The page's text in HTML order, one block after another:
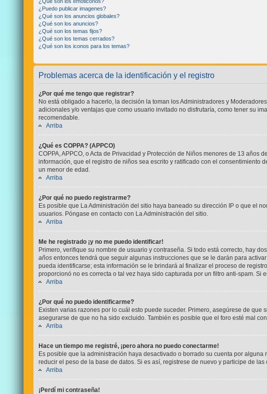
¿Puedo publicar imagenes?
¿Qué son los anuncios globales?
¿Qué son los anuncios?
¿Qué son los temas fijos?
¿Qué son los temas cerrados?
¿Qué son los iconos para los temas?
Problemas acerca de la identificación y el registro
¿Por qué me tengo que registrar?
No está obligado a hacerlo, la decisión la toman los Administradores y
adicionales y/o ventajas que como usuario invitado no disfrutaría, como tener su
recomendable.
Arriba
¿Qué es COPPA? (APPCO)
COPPA, APPCO, o Acta de Privacidad y Protección de Niños menores de 13
información, que el registro de niños sea escrito y ratificado con el
un menor de edad.
Arriba
¿Por qué no puedo registrarme?
Es posible que La Administración del sitio haya baneado su dirección IP o que el
usuarios. Póngase en contacto con La Administración del sitio.
Arriba
Me he registrado ¡y no me puedo identificar!
Primero, verifique su nombre de usuario y contraseña. Si todo está correcto, hay
años entonces tendrá que seguir algunas instrucciones que se le darán para
pueda identificarse; esta información se le brindará al finalizar el proceso de
proporcionó no es correcta o tal vez haya sido capturada por un filtro anti-spam.
Arriba
¿Por qué no puedo identificarme?
Existen varias razones por lo cuál esto puede suceder. Primero, asegúrese de
asegurarse de que no ha sido excluido. También es posible que el foro esté mal
Arriba
Hace un tiempo me registré, ¡pero ahora no puedo conectarme!
Es posible que la administración haya desactivado o borrado su cuenta por
reducir el peso de la base de datos. Si es así, registrese de nuevo y participe de las
Arriba
¡Perdí mi contraseña!